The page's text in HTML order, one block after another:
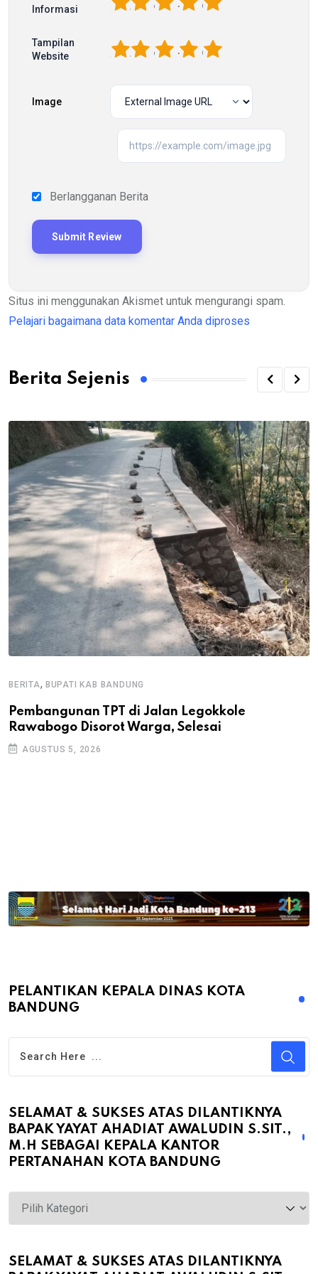
Informasi
Tampilan
Website
5
4
3
2
Image
Berlangganan Berita
Situs ini menggunakan Akismet untuk mengurangi spam.
Pelajari bagaimana data komentar Anda diproses
Berita Sejenis
BERITA, BUPATI KAB BANDUNG
Pembangunan TPT di Jalan Legokkole
Rawabogo Disorot Warga, Selesai
AGUSTUS 5, 2026
PELANTIKAN KEPALA DINAS KOTA
BANDUNG
SELAMAT & SUKSES ATAS DILANTIKNYA
BAPAK YAYAT AHADIAT AWALUDIN S.SIT.,
M.H SEBAGAI KEPALA KANTOR
PERTANAHAN KOTA BANDUNG
Selamat
&
atas
SELAMAT & SUKSES ATAS DILANTIKNYA